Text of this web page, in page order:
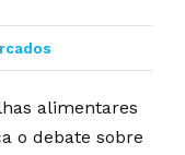
alimentares
o debate sobre